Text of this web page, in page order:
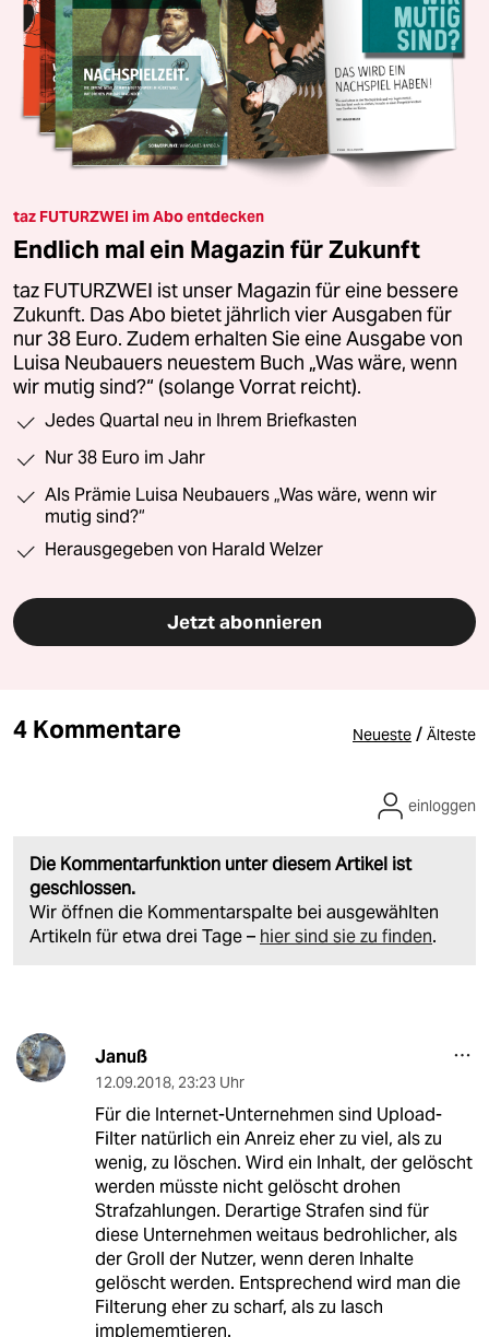
taz FUTURZWEI im Abo entdecken
Endlich mal ein Magazin für Zukunft
taz FUTURZWEI ist unser Magazin für eine bessere
Zukunft. Das Abo bietet jährlich vier Ausgaben für
nur 38 Euro. Zudem erhalten Sie eine Ausgabe von
Luisa Neubauers neuestem Buch „Was wäre, wenn
wir mutig sind?“ (solange Vorrat reicht).
Jedes Quartal neu in Ihrem Briefkasten
Nur 38 Euro im Jahr
Als Prämie Luisa Neubauers „Was wäre, wenn wir
mutig sind?“
Herausgegeben von Harald Welzer
Jetzt abonnieren
4 Kommentare Neueste / Älteste
Die Kommentarfunktion unter diesem Artikel ist
geschlossen.
Wir öffnen die Kommentarspalte bei ausgewählten
Artikeln für etwa drei Tage – hier sind sie zu finden.
einloggen
Januß
12.09.2018, 23:23 Uhr
Für die Internet-Unternehmen sind Upload-
Filter natürlich ein Anreiz eher zu viel, als zu
wenig, zu löschen. Wird ein Inhalt, der gelöscht
werden müsste nicht gelöscht drohen
Strafzahlungen. Derartige Strafen sind für
diese Unternehmen weitaus bedrohlicher, als
der Groll der Nutzer, wenn deren Inhalte
gelöscht werden. Entsprechend wird man die
Filterung eher zu scharf, als zu lasch
implememtieren.